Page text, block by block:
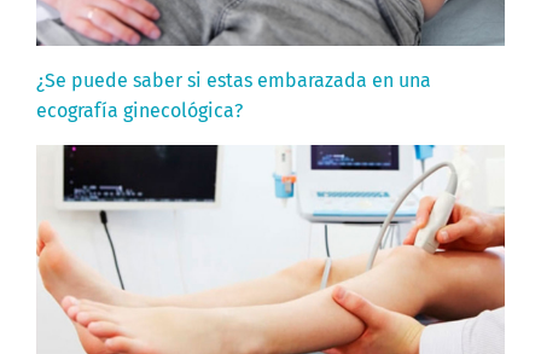
¿Se puede saber si estas embarazada en una
ecografía ginecológica?